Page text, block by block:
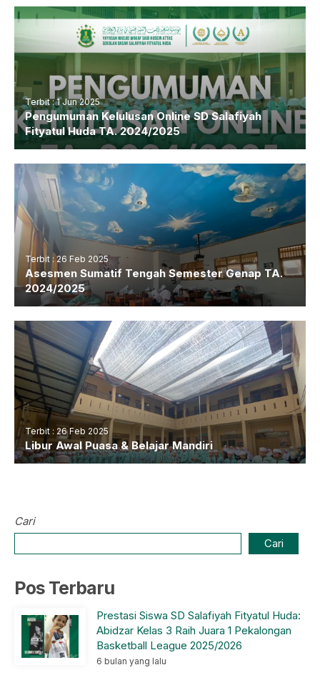
Terbit : 1 Jun 2025
Pengumuman Kelulusan Online SD Salafiyah
Fityatul Huda TA. 2024/2025
Terbit : 26 Feb 2025
Asesmen Sumatif Tengah Semester Genap TA.
2024/2025
Terbit : 26 Feb 2025
Libur Awal Puasa & Belajar Mandiri
Cari
Cari
Pos Terbaru
Prestasi Siswa SD Salafiyah Fityatul Huda:
Abidzar Kelas 3 Raih Juara 1 Pekalongan
Basketball League 2025/2026
6 bulan yang lalu